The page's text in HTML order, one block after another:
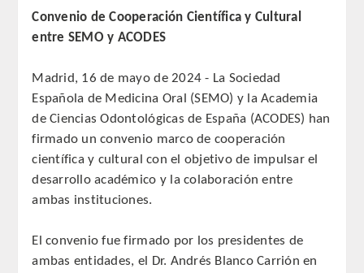
JUNTA DE GOBIERNO
Convenio de Cooperación Científica y Cultural
entre SEMO y ACODES
Madrid, 16 de mayo de 2024 - La Sociedad
Española de Medicina Oral (SEMO) y la Academia
de Ciencias Odontológicas de España (ACODES) han
firmado un convenio marco de cooperación
científica y cultural con el objetivo de impulsar el
desarrollo académico y la colaboración entre
ambas instituciones.
El convenio fue firmado por los presidentes de
ambas entidades, el Dr. Andrés Blanco Carrión en